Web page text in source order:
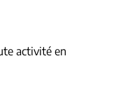
activité en